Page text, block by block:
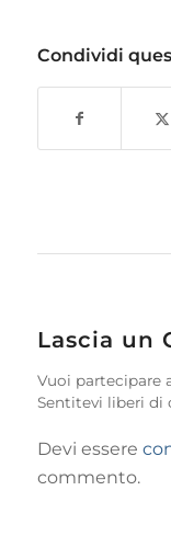
Condividi
Lascia un
Vuoi partecipare
Sentitevi liberi di
Devi essere
commento.